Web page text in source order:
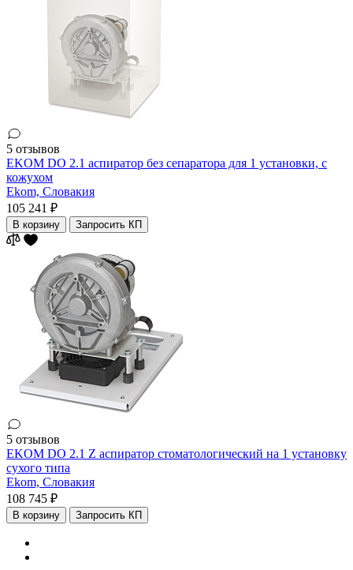
5 отзывов
EKOM DO 2.1 аспиратор без сепаратора для 1 установки, с
кожухом
Ekom, Словакия
105 241 ₽
В корзину Запросить КП
5 отзывов
EKOM DO 2.1 Z аспиратор стоматологический на 1 установку
сухого типа
Ekom, Словакия
108 745 ₽
В корзину Запросить КП